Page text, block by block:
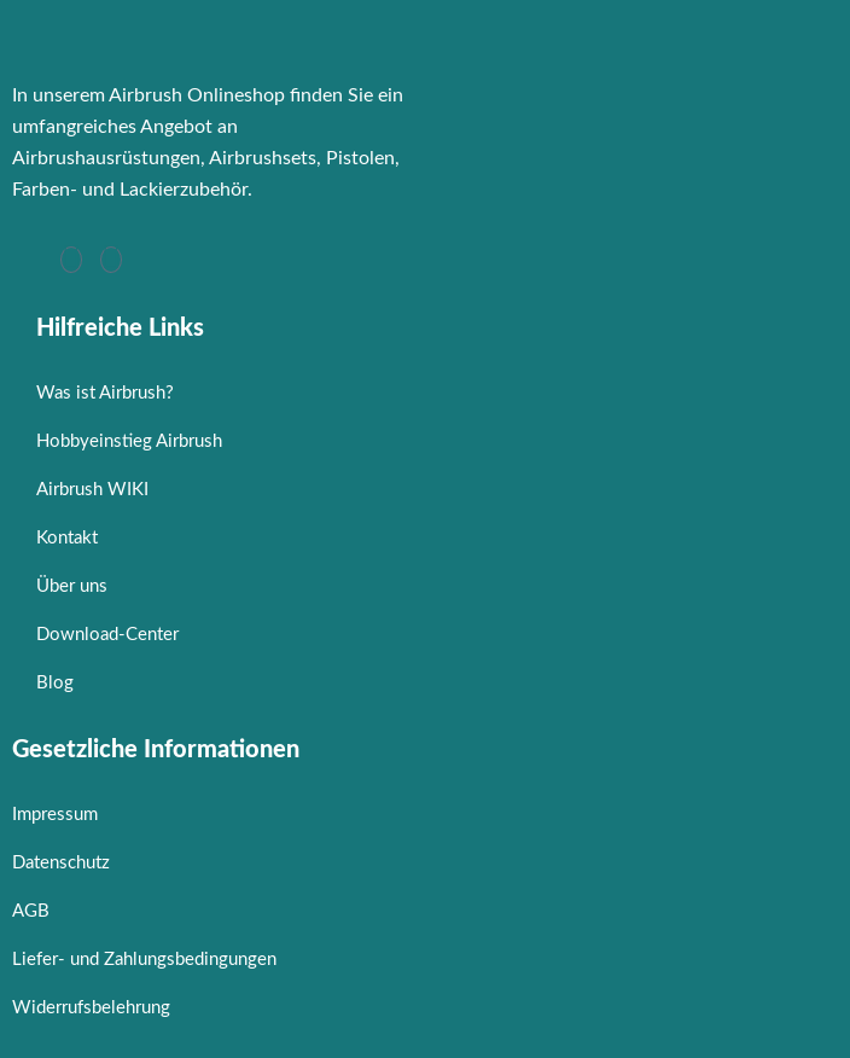
In unserem Airbrush Onlineshop finden Sie ein
umfangreiches Angebot an
Airbrushausrüstungen, Airbrushsets, Pistolen,
Farben- und Lackierzubehör.
Hilfreiche Links
Was ist Airbrush?
Hobbyeinstieg Airbrush
Airbrush WIKI
Kontakt
Über uns
Download-Center
Blog
Gesetzliche Informationen
Impressum
Datenschutz
AGB
Liefer- und Zahlungsbedingungen
Widerrufsbelehrung